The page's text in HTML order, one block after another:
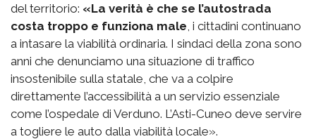
del territorio: «La verità è che se l’autostrada
costa troppo e funziona male , i cittadini continuano
a intasare la viabilità ordinaria. I sindaci della zona sono
anni che denunciamo una situazione di traffico
insostenibile sulla statale, che va a colpire
direttamente l’accessibilità a un servizio essenziale
come l’ospedale di Verduno. L’Asti-Cuneo deve servire
a togliere le auto dalla viabilità locale».